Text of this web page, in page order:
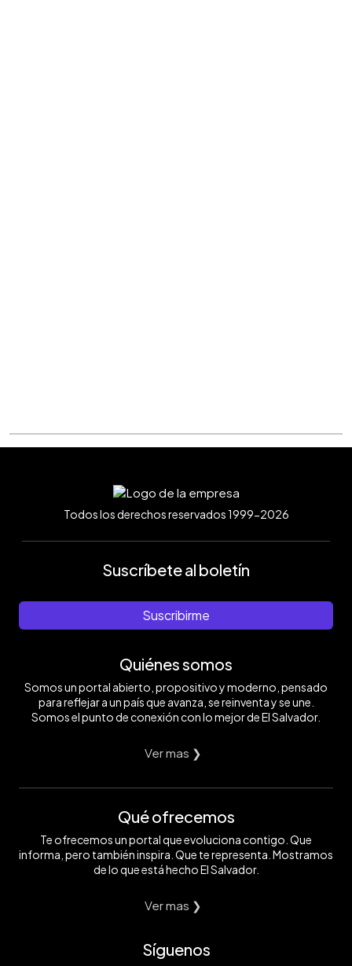
Todos los derechos reservados 1999-2026
Suscríbete al boletín
Suscribirme
Quiénes somos
Somos un portal abierto, propositivo y moderno, pensado
para reflejar a un país que avanza, se reinventa y se une.
Somos el punto de conexión con lo mejor de El Salvador.
Ver mas ❯
Qué ofrecemos
Te ofrecemos un portal que evoluciona contigo. Que
informa, pero también inspira. Que te representa. Mostramos
de lo que está hecho El Salvador.
Ver mas ❯
Síguenos